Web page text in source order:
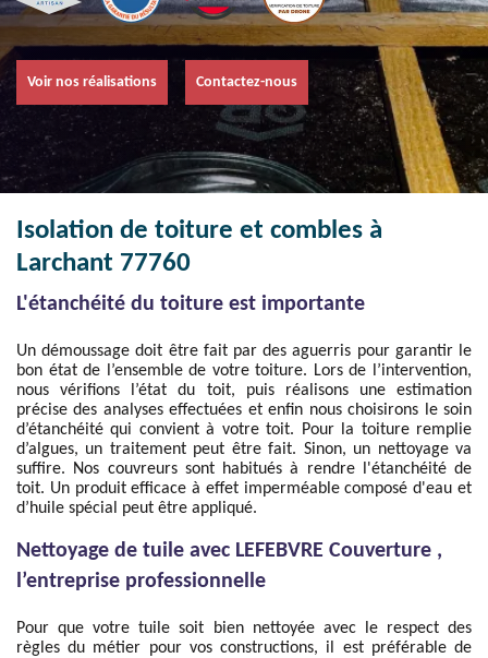
Voir nos réalisations Contactez-nous
Isolation de toiture et combles à
Larchant 77760
L'étanchéité du toiture est importante
Un démoussage doit être fait par des aguerris pour garantir le
bon état de l’ensemble de votre toiture. Lors de l’intervention,
nous vérifions l’état du toit, puis réalisons une estimation
précise des analyses effectuées et enfin nous choisirons le soin
d’étanchéité qui convient à votre toit. Pour la toiture remplie
d’algues, un traitement peut être fait. Sinon, un nettoyage va
suffire. Nos couvreurs sont habitués à rendre l'étanchéité de
toit. Un produit efficace à effet imperméable composé d'eau et
d’huile spécial peut être appliqué.
Nettoyage de tuile avec LEFEBVRE Couverture ,
l’entreprise professionnelle
Pour que votre tuile soit bien nettoyée avec le respect des
règles du métier pour vos constructions, il est préférable de